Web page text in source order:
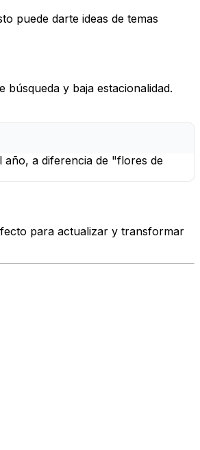
puede darte ideas de temas
y baja estacionalidad.
año, a diferencia de "flores de
para actualizar y transformar